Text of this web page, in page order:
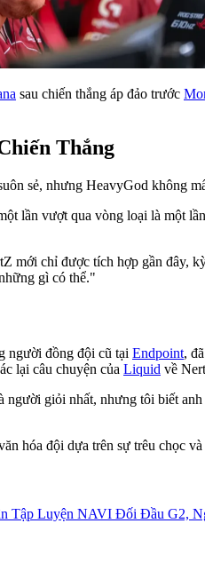
sau chiến thắng áp đảo trước
Thắng
sẻ, nhưng HeavyGod không
lần vượt qua vòng loại là một
mới chỉ được tích hợp gần đây,
gì có thể."
người đồng đội cũ tại Endpoint,
lại câu chuyện của Liquid về
giỏi nhất, nhưng tôi biết
hóa đội dựa trên sự trêu chọc
Tập Luyện NAVI Đối Đầu G2,